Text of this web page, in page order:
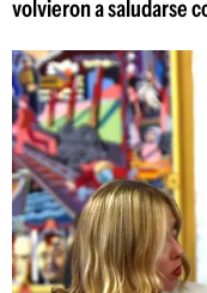
volvieron a saludarse